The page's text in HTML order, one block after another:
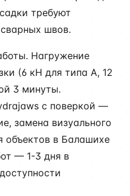
требуют
швов.
Нагружение
(6 кН для типа А, 12
3 минуты.
с поверкой —
замена визуального
объектов в Балашихе
— 1-3 дня в